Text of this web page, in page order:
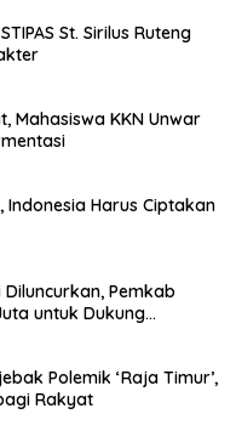
St. Sirilus Ruteng
Mahasiswa KKN Unwar
Indonesia Harus Ciptakan
Pemkab
untuk Dukung
Polemik ‘Raja Timur’,
Rakyat